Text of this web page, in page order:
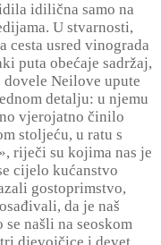
idilična samo na
U stvarnosti,
cesta usred vinograda
puta obećaje sadržaj,
Neilove upute
detalju: u njemu
vjerojatno činilo
stoljeću, u ratu s
riječi su kojima nas je
cijelo kućanstvo
gostoprimstvo,
da je naš
našli na seoskom